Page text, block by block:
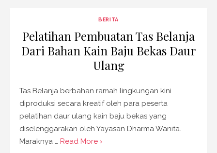
BERITA
Pelatihan Pembuatan Tas Belanja
Dari Bahan Kain Baju Bekas Daur
Ulang
Tas Belanja berbahan ramah lingkungan kini
diproduksi secara kreatif oleh para peserta
pelatihan daur ulang kain baju bekas yang
diselenggarakan oleh Yayasan Dharma Wanita.
Maraknya … Read More ›